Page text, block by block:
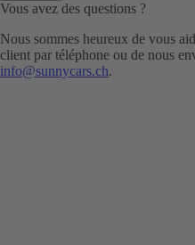
Vous avez des questions ?
Nous sommes heureux de vous
client par téléphone ou de nous
info@sunnycars.ch.